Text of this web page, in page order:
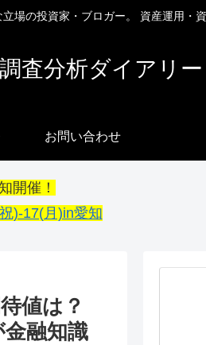
場の投資家・ブロガー。 資産運用・
査分析ダイアリー
お問い合わせ
開催！
)-17(月)in愛知
値は？
融知識